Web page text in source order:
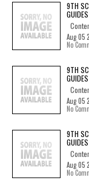
9TH
GUIDES
Aug 05
No
9TH
GUIDES
Aug 05
No
9TH
GUIDES
Aug 05
No